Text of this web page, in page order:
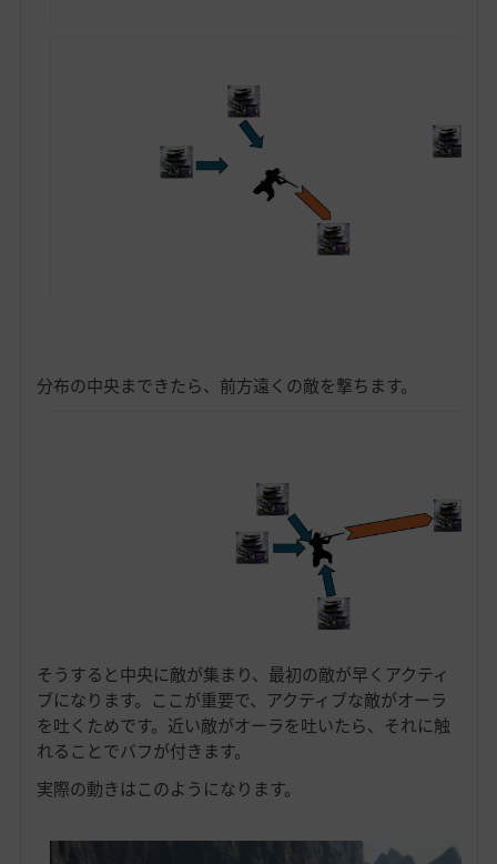
分布の中央まできたら、前方遠くの敵を撃ちます。
そうすると中央に敵が集まり、最初の敵が早くアクティ
ブになります。ここが重要で、アクティブな敵がオーラ
を吐くためです。近い敵がオーラを吐いたら、それに触
れることでバフが付きます。
実際の動きはこのようになります。